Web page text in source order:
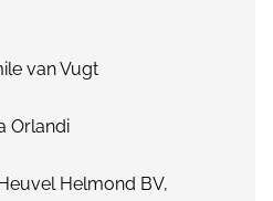
van Vugt
Orlandi
Helmond BV,